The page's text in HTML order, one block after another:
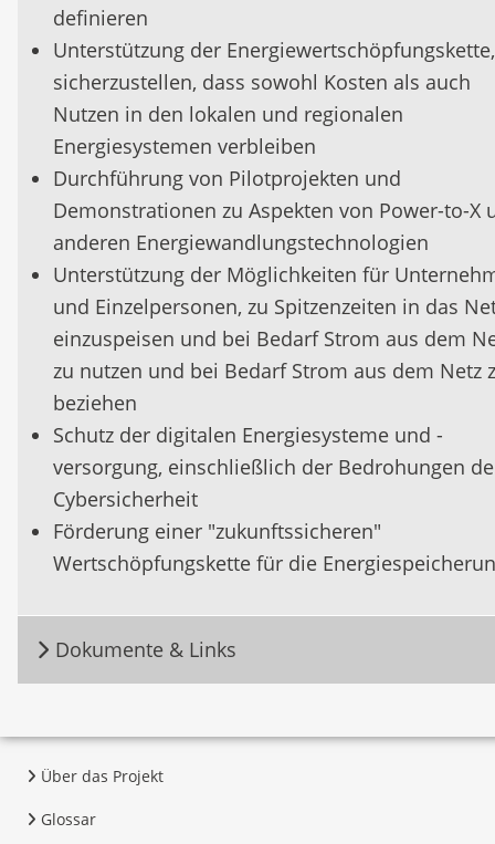
definieren
Unterstützung der
sicherzustellen, dass sowohl Kosten als auch
Nutzen in den lokalen und regionalen
Energiesystemen verbleiben
Durchführung von Pilotprojekten und
Demonstrationen zu Aspekten von Power-to-X
anderen Energiewandlungstechnologien
Unterstützung der Möglichkeiten für
und Einzelpersonen, zu Spitzenzeiten in das
einzuspeisen und bei Bedarf Strom aus dem
zu nutzen und bei Bedarf Strom aus dem Netz
beziehen
Schutz der digitalen Energiesysteme und -
versorgung, einschließlich der Bedrohungen
Cybersicherheit
Förderung einer "zukunftssicheren"
Wertschöpfungskette für die
Dokumente & Links
Über das Projekt
Glossar